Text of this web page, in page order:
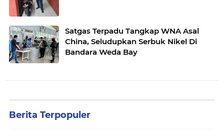
Satgas Terpadu Tangkap WNA Asal
China, Seludupkan Serbuk Nikel Di
Bandara Weda Bay
Berita Terpopuler